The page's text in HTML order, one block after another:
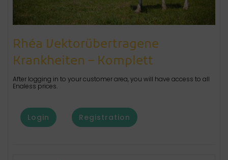
Rhéa Vektorübertragene
Krankheiten – Komplett
After logging in to your customer area, you will have access to all
Enaless prices.
Login Registration